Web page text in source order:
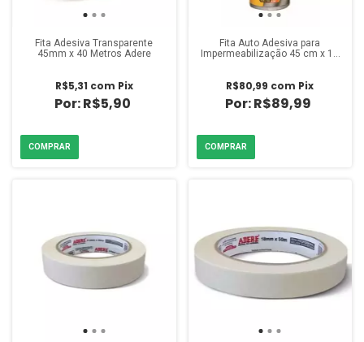
Fita Adesiva Transparente
45mm x 40 Metros Adere
R$5,90
R$5,31 com Pix
Fita Auto Adesiva para
Impermeabilização 45 cm x 10
R$89,99
R$80,99 com Pix